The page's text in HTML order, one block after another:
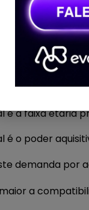
o ponto da nova
público
abrir uma nova
importantes
é a faixa etária
é o poder
demanda por
a